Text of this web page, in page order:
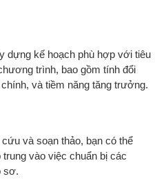
dựng kế hoạch phù hợp với tiêu
trình, bao gồm tính đổi
và tiềm năng tăng trưởng.
và soạn thảo, bạn có thể
trung vào việc chuẩn bị các
sơ.